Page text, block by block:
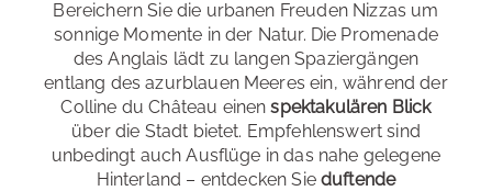
Bereichern Sie die urbanen Freuden Nizzas um
sonnige Momente in der Natur. Die Promenade
des Anglais lädt zu langen Spaziergängen
entlang des azurblauen Meeres ein, während der
Colline du Château einenspektakulären Blick
über die Stadt bietet. Empfehlenswert sind
unbedingt auch Ausflüge in das nahe gelegene
Hinterland – entdecken Sieduftende